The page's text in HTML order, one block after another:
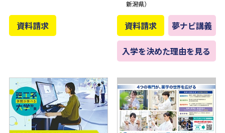
資料請求
新潟県）
資料請求 夢ナビ講義
入学を決めた理由を見る